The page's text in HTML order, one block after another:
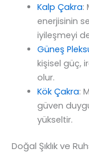
Kalp Çakra:
enerjisinin
iyileşmeyi
Güneş
kişisel güç,
olur.
Kök Çakra:
güven
yükseltir.
Doğal Şıklık ve